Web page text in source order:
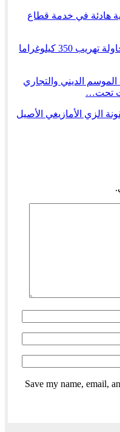
هادئة في خدمة قطاع
ميناء طنجة المتوسط: إحباط محاولة تهريب 350 كيلوغراما
الديني والتجاري
تحت…
الزي الأمازيغي الأصيل
Save my name, email,